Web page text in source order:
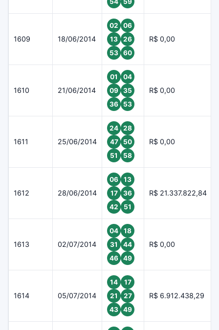
1609 18/06/2014
02
06
13
26
53
60
R$ 0,00
1610 21/06/2014
01
04
09
35
36
53
R$ 0,00
1611 25/06/2014
24
28
47
50
51
58
R$ 0,00
1612 28/06/2014
06
13
17
36
42
51
R$ 21.337.822,84
1613 02/07/2014
04
18
31
44
46
49
R$ 0,00
1614 05/07/2014
14
17
21
27
43
49
R$ 6.912.438,29